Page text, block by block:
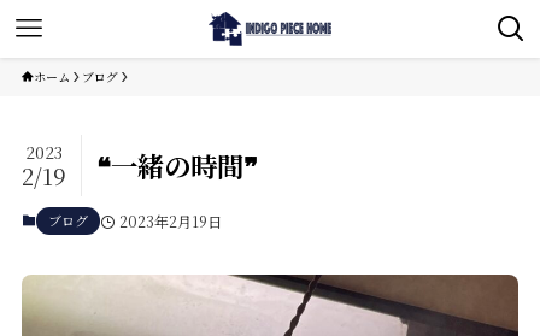
ホーム ブログ
❝一緒の時間❞
2023
2/19
ブログ 2023年2月19日